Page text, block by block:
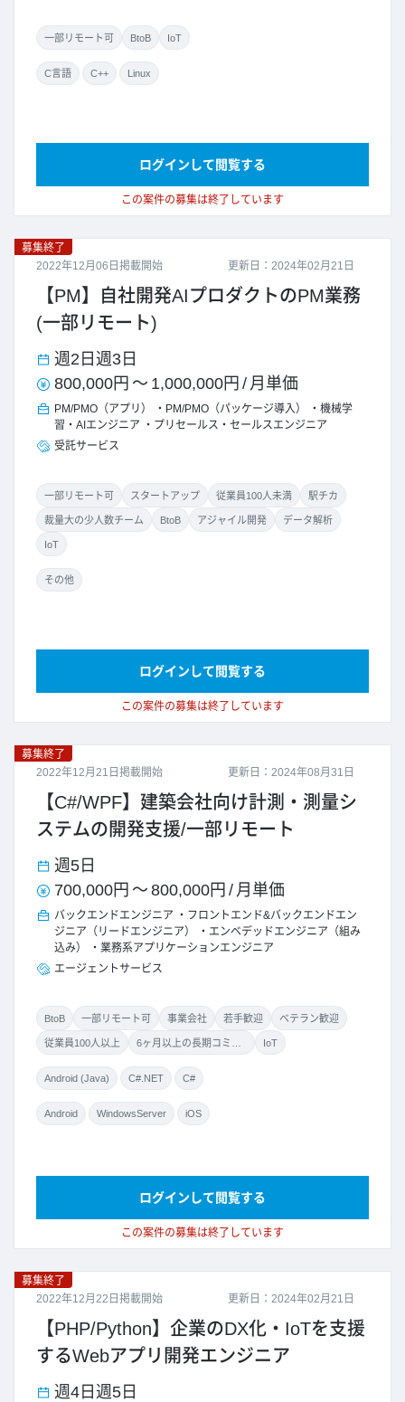
一部リモート可 BtoB IoT
C言語 C++ Linux
この案件の募集は終了しています
ログインして閲覧する
更新日：2024年02月21日
募集終了
2022年12月06日掲載開始
【PM】自社開発AIプロダクトのPM業務
(一部リモート)
週2日 週3日
800,000円 ～ 1,000,000円 / 月単価
PM/PMO（アプリ） PM/PMO（パッケージ導入）
機械学
習・AIエンジニア
プリセールス・セールスエンジニア
受託サービス
一部リモート可 スタートアップ 従業員100人未満 駅チカ
裁量大の少人数チーム BtoB アジャイル開発 データ解析
IoT
その他
この案件の募集は終了しています
ログインして閲覧する
更新日：2024年08月31日
募集終了
2022年12月21日掲載開始
【C#/WPF】建築会社向け計測・測量シ
ステムの開発支援/一部リモート
週5日
700,000円 ～ 800,000円 / 月単価
バックエンドエンジニア
フロントエンド&バックエンドエン
ジニア（リードエンジニア）
エンベデッドエンジニア（組み
込み）
業務系アプリケーションエンジニア
エージェントサービス
BtoB 一部リモート可 事業会社 若手歓迎 ベテラン歓迎
従業員100人以上 IoT
Android (Java) C#.NET C#
Android WindowsServer iOS
この案件の募集は終了しています
ログインして閲覧する
更新日：2024年02月21日
募集終了
2022年12月22日掲載開始
【PHP/Python】企業のDX化・IoTを支援
するWebアプリ開発エンジニア
週4日 週5日